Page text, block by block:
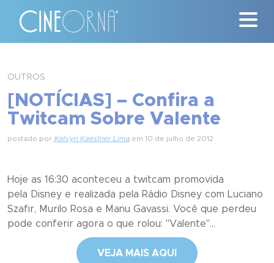
News
#ClássicosCineOrna
Nossa História
Contato
OUTROS
[NOTÍCIAS] – Confira a
Twitcam Sobre Valente
postado por Kelvyn Kaestner Lima em 10 de julho de 2012
Hoje as 16:30 aconteceu a twitcam promovida
pela Disney e realizada pela Rádio Disney com Luciano
Szafir, Murilo Rosa e Manu Gavassi. Você que perdeu
pode conferir agora o que rolou: "Valente"...
VEJA MAIS AQUI